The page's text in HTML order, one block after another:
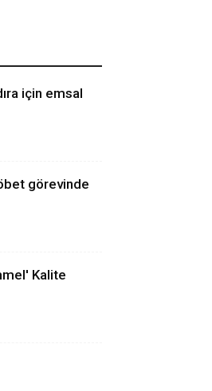
için emsal
görevinde
Kalite